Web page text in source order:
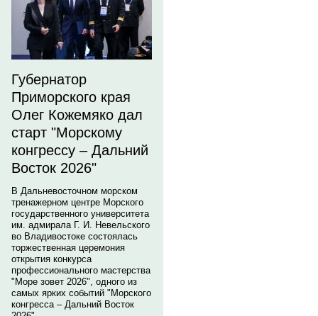
Губернатор
Приморского края
Олег Кожемяко дал
старт "Морскому
конгрессу – Дальний
Восток 2026"
В Дальневосточном морском
тренажерном центре Морского
государственного университета
им. адмирала Г. И. Невельского
во Владивостоке состоялась
торжественная церемония
открытия конкурса
профессионального мастерства
"Море зовет 2026", одного из
самых ярких событий "Морского
конгресса – Дальний Восток